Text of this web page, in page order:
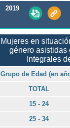
2019
Mujeres en
género asistidas
Integrales
Grupo de Edad (en
TOTAL
15 - 24
25 - 34